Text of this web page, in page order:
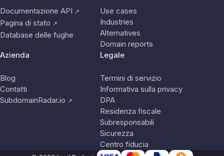
Documentazione API ↗
Pagina di stato ↗
Database delle fughe
Use cases
Industries
Alternatives
Domain reports
Azienda
Blog
Contatti
SubdomainRadar.io ↗
Legale
Termini di servizio
Informativa sulla privacy
DPA
Residenza fiscale
Subresponsabili
Sicurezza
Centro fiducia